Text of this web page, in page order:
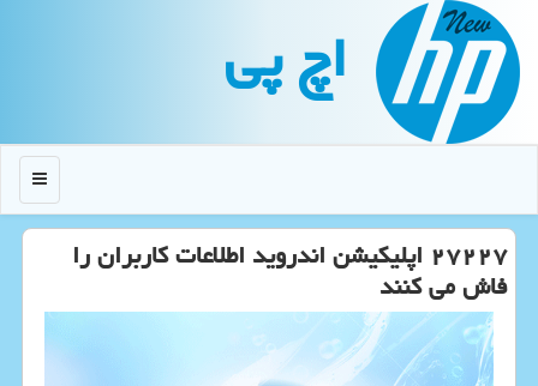
اچ پی
منو
۲۷۲۲۷ اپلیكیشن اندروید اطلاعات كاربران را
فاش می كنند